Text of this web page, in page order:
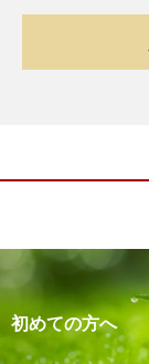
初めての方へ